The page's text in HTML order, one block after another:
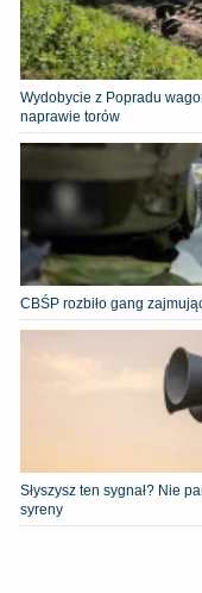
Wydobycie z Popradu
naprawie torów
CBŚP rozbiło gang
Słyszysz ten sygnał? Nie
syreny